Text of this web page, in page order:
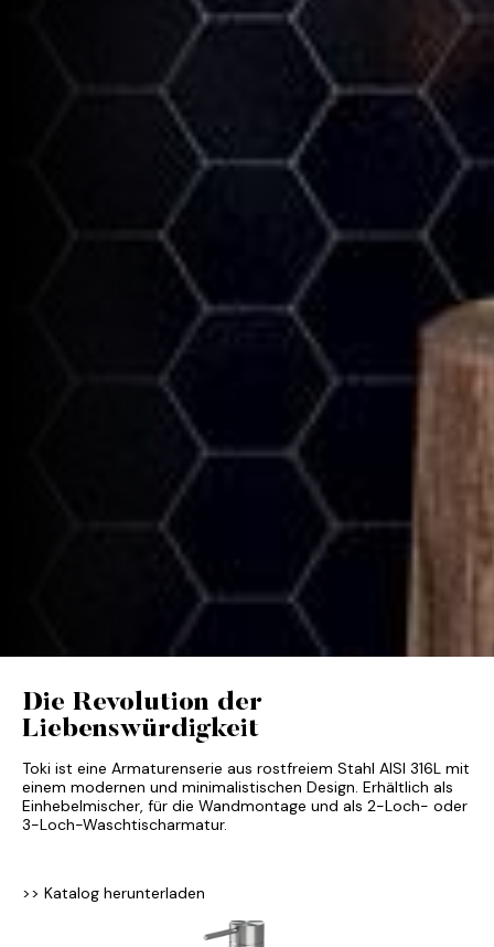
Die Revolution der
Liebenswürdigkeit
Toki ist eine Armaturenserie aus rostfreiem Stahl AISI 316L mit
einem modernen und minimalistischen Design. Erhältlich als
Einhebelmischer, für die Wandmontage und als 2-Loch- oder
3-Loch-Waschtischarmatur.
>> Katalog herunterladen